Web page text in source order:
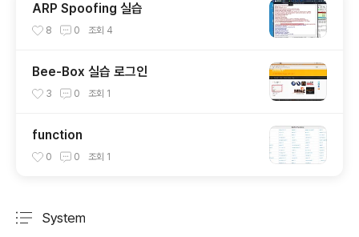
ARP Spoofing 실습
8 0 조회 4
Bee-Box 실습 로그인
3 0 조회 1
function
0 0 조회 1
System